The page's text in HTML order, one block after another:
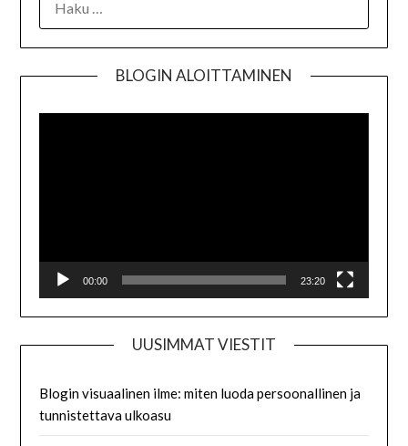
BLOGIN ALOITTAMINEN
00:00 23:20
UUSIMMAT VIESTIT
Blogin visuaalinen ilme: miten luoda persoonallinen ja
tunnistettava ulkoasu